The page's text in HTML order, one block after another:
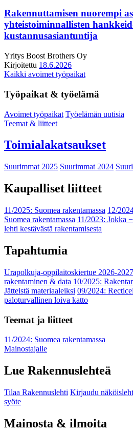
Rakennuttamisen nuorempi
yhteistoiminnallisten
kustannusasiantuntija
Yritys Boost Brothers Oy
Kirjoitettu 18.6.2026
Kaikki avoimet työpaikat
Työpaikat & työelämä
Avoimet työpaikat Työelämän uutisia
Teemat & liitteet
Toimialakatsaukset
Suurimmat 2025 Suurimmat 2024
Kaupalliset liitteet
11/2025: Suomea rakentamassa 12/
Suomea rakentamassa 11/2023: Jokka
lehti kestävästä rakentamisesta
Tapahtumia
Urapolkuja-oppilaitoskiertue 2026-2027
rakentaminen & data 10/2025:
Jätteistä materiaaleiksi 09/2024:
paloturvallinen loiva katto
Teemat ja liitteet
11/2024: Suomea rakentamassa
Mainostajalle
Lue Rakennuslehteä
Tilaa Rakennuslehti Kirjaudu
syöte
Mainosta & ilmoita